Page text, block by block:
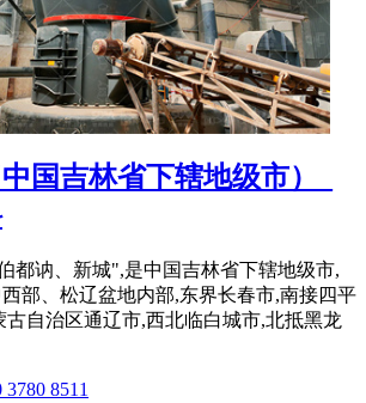
国吉林省下辖地级市）_
都讷、新城",是中国吉林省下辖地级市,
部、松辽盆地内部,东界长春市,南接四平
古自治区通辽市,西北临白城市,北抵黑龙
8511